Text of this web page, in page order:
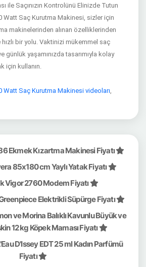
ile Saçınızın Kontrolünü Elinizde Tutun
Watt Saç Kurutma Makinesi, sizler için
makinelerinden alınan özelliklerinden
hızlı bir yolu. Vaktinizi mükemmel saç
günlük yaşamınızda tasarımıyla kolay
için kullanın.
Watt Saç Kurutma Makinesi videoları,
Ekmek Kızartma Makinesi Fiyatı
85x180 cm Yaylı Yatak Fiyatı
Vigor 2760 Modem Fiyatı
Elektrikli Süpürge Fiyatı
ve Morina Balıklı Kavunlu Büyük ve
12 kg Köpek Maması Fiyatı
D'Issey EDT 25 ml Kadın Parfümü
Fiyatı